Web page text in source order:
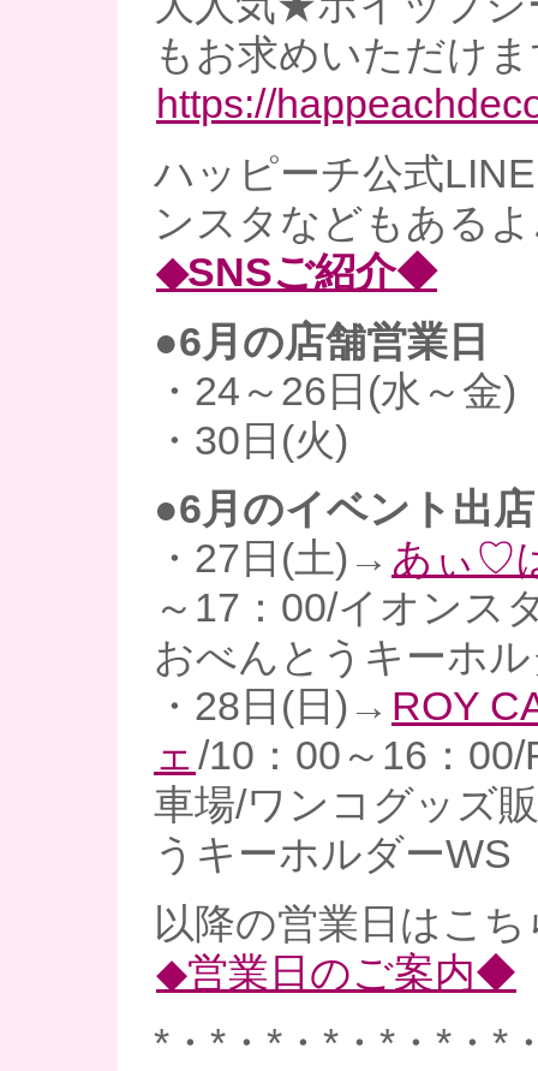
もお求めいただけ
https://
ハッピーチ公式
ンスタなどもある
◆SNSご紹介◆
●6月の店舗営業日
・24～26日(水～金)
・30日(火)
●6月のイベント出店
・27日(土)→ あぃ♡
～17：00/イオンス
おべんとうキーホ
・28日(日)→ ROY
ェ/10：00～16：
車場/ワンコグッズ
うキーホルダーWS
以降の営業日はこち
◆営業日のご案内◆
*・*・*・*・*・*・*